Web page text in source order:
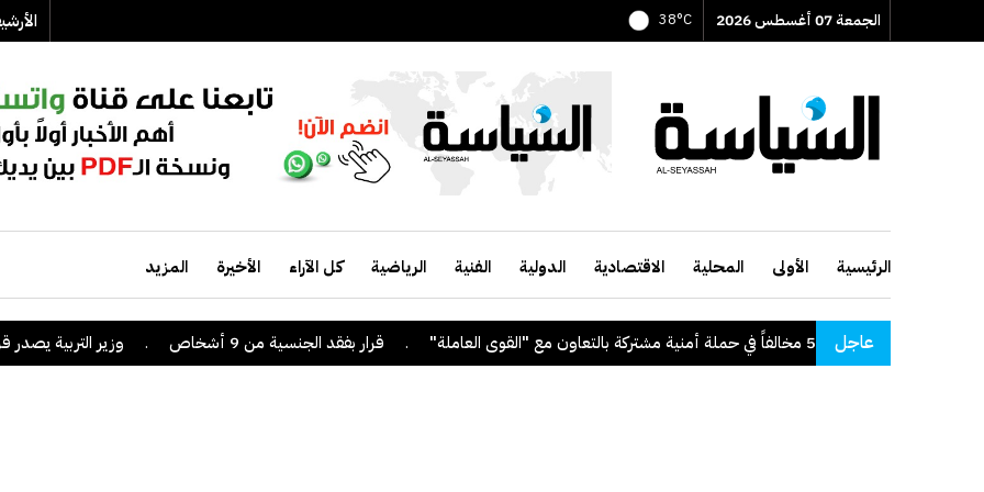
الجمعة 07 أغسطس 2026 38°C
الرئيسية الأولى المحلية الاقتصادية الدولية الفنية الرياضية كل الآراء الأخيرة المزيد
عاجل"الداخلية": ضبط 56 مخالفاً في حملة أمنية مشتركة بالتعاون مع "القوى العاملة" . قرار بفقد الجنسية من 9 أشخاص . وزير التربية يصدر